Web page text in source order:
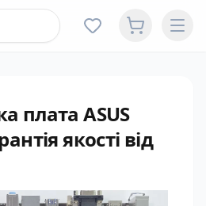
плата ASUS
якості від